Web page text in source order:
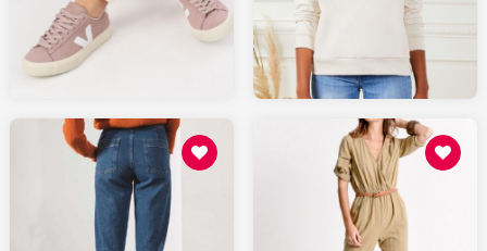
SARENZA.com MONSIEURTSHIRT.com